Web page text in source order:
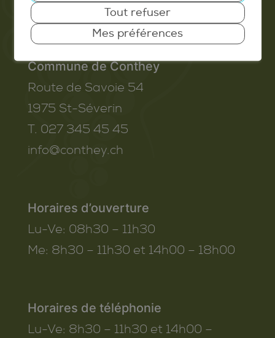
Valais Excellence
Commune de Conthey
Route de Savoie 54
1975 St-Séverin
T. 027 345 45 45
info@conthey.ch
Horaires d’ouverture
Lu-Ve: 08h30 – 11h30
Me: 8h30 – 11h30 et 14h00 – 18h00
Horaires de téléphonie
Lu-Ve: 8h30 – 11h30 et 14h00 –
Tout refuser
Mes préférences